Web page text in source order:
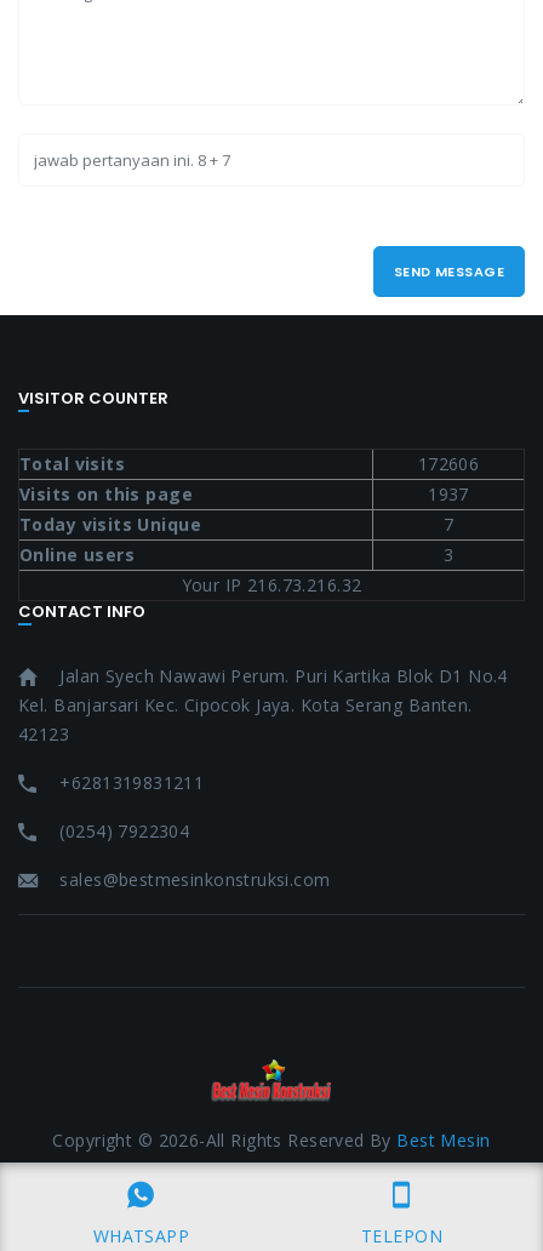
SEND MESSAGE
VISITOR COUNTER
Total visits
172606
Visits on this page
1937
Today visits Unique
7
Online users
3
Your IP 216.73.216.32
CONTACT INFO
Jalan Syech Nawawi Perum. Puri Kartika Blok D1 No.4
Kel. Banjarsari Kec. Cipocok Jaya. Kota Serang Banten.
42123
+6281319831211
(0254) 7922304
sales@bestmesinkonstruksi.com
Copyright © 2026-All Rights Reserved By Best Mesin
Konstruksi| Development Bywww.jasacom.net
WHATSAPP TELEPON